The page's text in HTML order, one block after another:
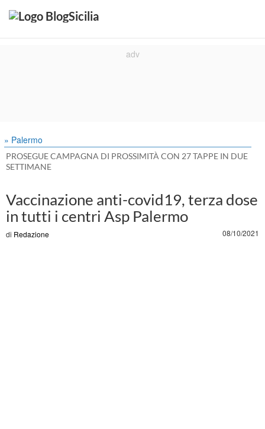
» Palermo
PROSEGUE CAMPAGNA DI PROSSIMITÀ CON 27 TAPPE IN DUE
SETTIMANE
Vaccinazione anti-covid19, terza dose
in tutti i centri Asp Palermo
di Redazione 08/10/2021